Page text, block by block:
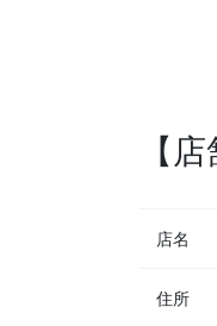
【
店名
住所